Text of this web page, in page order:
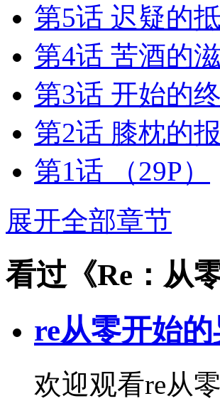
第5话 迟疑的
第4话 苦酒的
第3话 开始的
第2话 膝枕的
第1话
（29P）
展开全部章节
看过《Re：从
re从零开始
欢迎观看re从